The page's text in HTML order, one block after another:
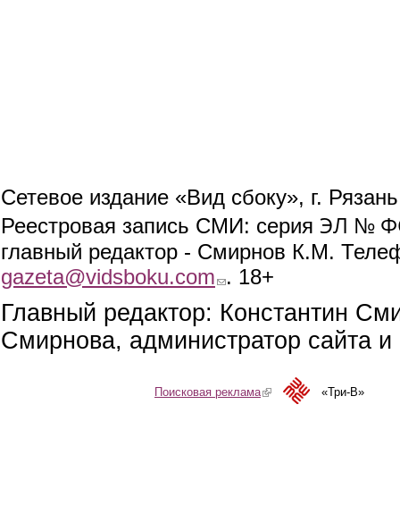
Сетевое издание «Вид сбоку», г.
Реестровая запись СМИ: серия ЭЛ №
главный редактор - Смирнов К.М.
gazeta@vidsboku.com (link sends e-mail)
. 18+
Главный редактор: Константин
Смирнова, администратор сайта
Поисковая реклама(link is external)«Три-В»